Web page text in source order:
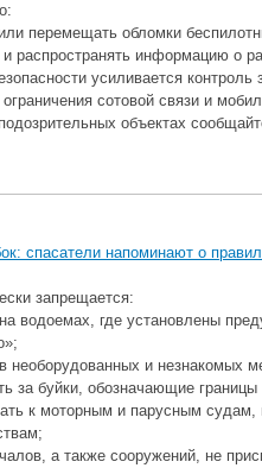
перемещать обломки
распространять информацию о
усиливается
сотовой связи и
объектах
спасатели напоминают о
запрещается:
водоемах, где установлены
необорудованных и незнакомых
за буйки, обозначающие границы
к моторным и парусным
а также сооружений, не